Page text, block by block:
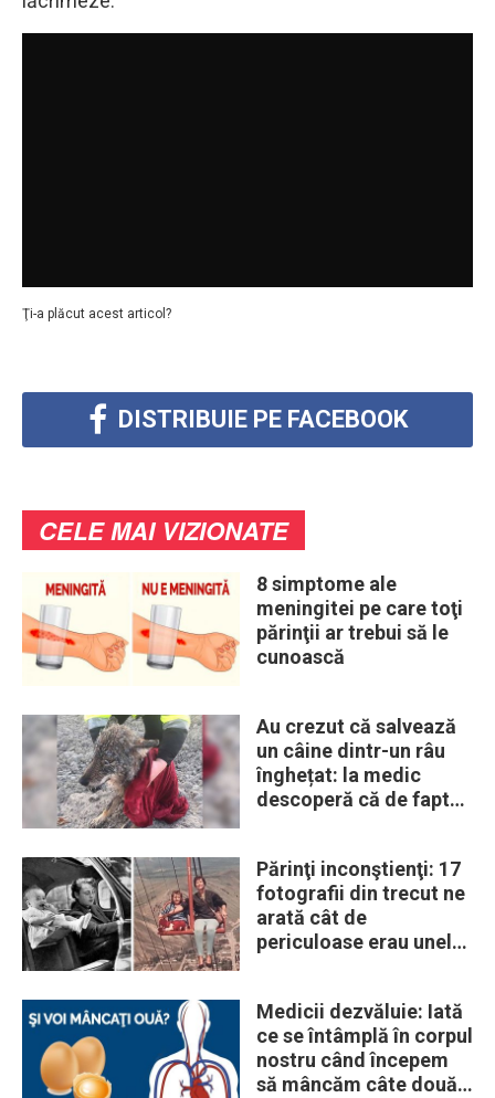
Ţi-a plăcut acest articol?
DISTRIBUIE PE FACEBOOK
CELE MAI VIZIONATE
8 simptome ale
meningitei pe care toţi
părinţii ar trebui să le
cunoască
Au crezut că salvează
un câine dintr-un râu
înghețat: la medic
descoperă că de fapt
Părinţi inconştienţi: 17
fotografii din trecut ne
arată cât de
periculoase erau unele
Medicii dezvăluie: Iată
ce se întâmplă în corpul
nostru când începem
să mâncăm câte două